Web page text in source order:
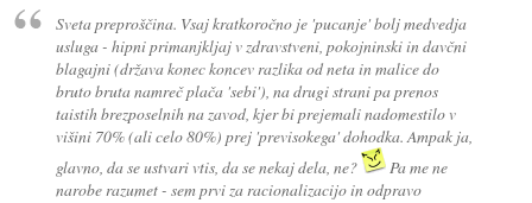
Sveta preproščina. Vsaj kratkoročno je 'pucanje' bolj medvedja
usluga - hipni primanjkljaj v zdravstveni, pokojninski in davčni
blagajni (država konec koncev razlika od neta in malice do
bruto bruta namreč plača 'sebi'), na drugi strani pa prenos
taistih brezposelnih na zavod, kjer bi prejemali nadomestilo v
višini 70% (ali celo 80%) prej 'previsokega' dohodka. Ampak ja,
glavno, da se ustvari vtis, da se nekaj dela, ne?
Pa me ne
narobe razumet - sem prvi za racionalizacijo in odpravo